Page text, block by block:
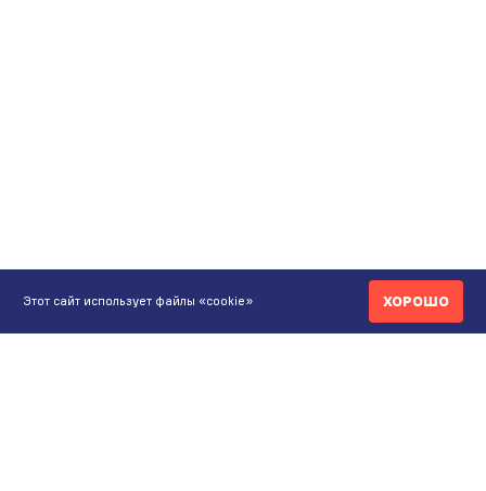
Этот сайт использует файлы «cookie» ХОРОШО